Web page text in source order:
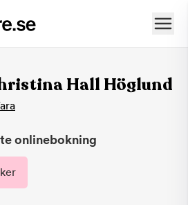
Hall Höglund
onlinebokning